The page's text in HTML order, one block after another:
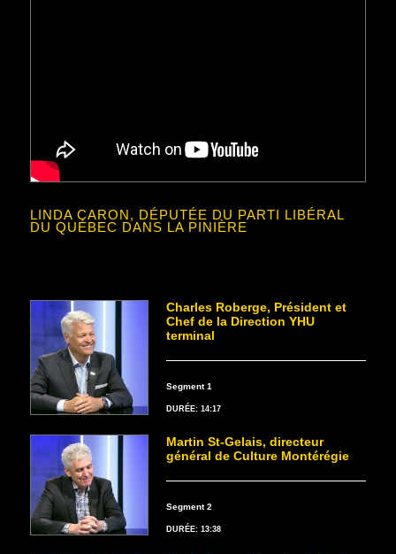
LINDA CARON, DÉPUTÉE DU PARTI LIBÉRAL
DU QUÉBEC DANS LA PINIÈRE
Charles Roberge, Président et
Chef de la Direction YHU
terminal
Segment 1
DURÉE: 14:17
Martin St-Gelais, directeur
général de Culture Montérégie
Segment 2
DURÉE: 13:38